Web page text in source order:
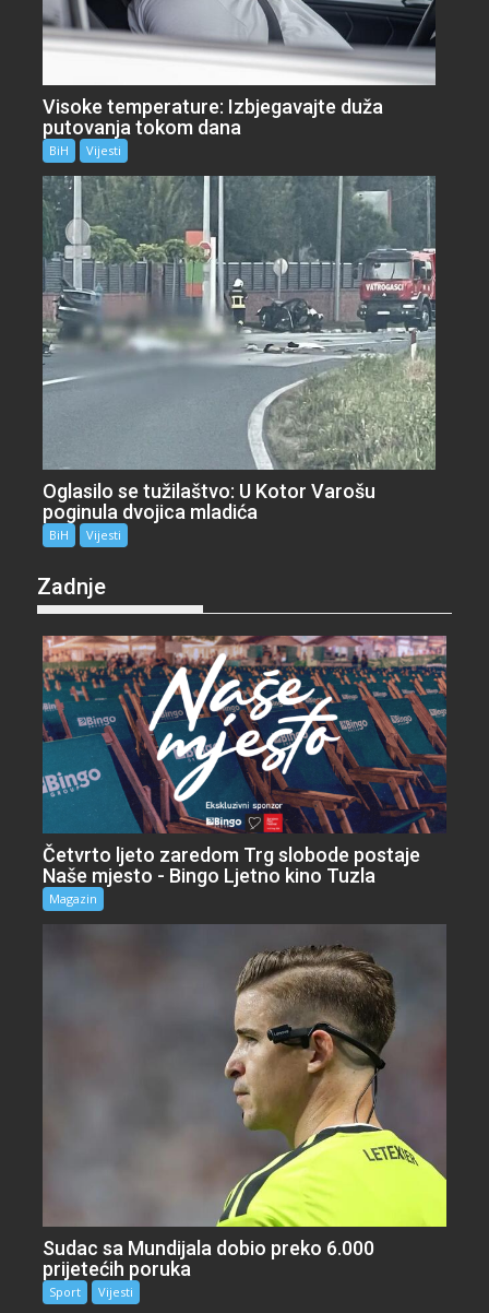
Visoke temperature: Izbjegavajte duža
putovanja tokom dana
BiH Vijesti
Oglasilo se tužilaštvo: U Kotor Varošu
poginula dvojica mladića
BiH Vijesti
Zadnje
Četvrto ljeto zaredom Trg slobode postaje
Naše mjesto - Bingo Ljetno kino Tuzla
Magazin
Sudac sa Mundijala dobio preko 6.000
prijetećih poruka
Sport Vijesti